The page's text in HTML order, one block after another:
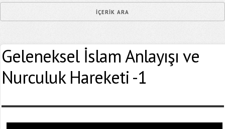
Geleneksel İslam Anlayışı ve
Nurculuk Hareketi -1
Epostanız (*)
Yaşadığınız Hatanın Ayrıntıları